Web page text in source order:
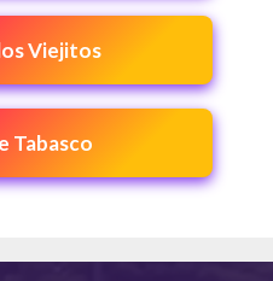
Viejitos
Tabasco